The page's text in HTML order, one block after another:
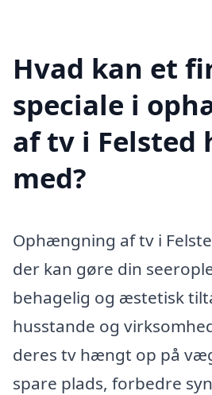
Hvad kan et
speciale i
af tv i
med?
Ophængning af tv i
der kan gøre din
behagelig og æstetisk
husstande og
deres tv hængt op på
spare plads, forbedre